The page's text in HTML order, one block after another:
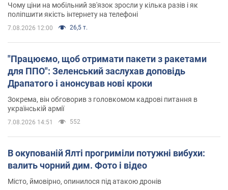
Чому ціни на мобільний зв'язок зросли у кілька разів і як
поліпшити якість інтернету на телефоні
7.08.2026 12:00 26,5 т.
"Працюємо, щоб отримати пакети з ракетами
для ППО": Зеленський заслухав доповідь
Драпатого і анонсував нові кроки
Зокрема, він обговорив з головкомом кадрові питання в
українській армії
7.08.2026 14:51 552
В окупованій Ялті прогриміли потужні вибухи:
валить чорний дим. Фото і відео
Місто, ймовірно, опинилося під атакою дронів